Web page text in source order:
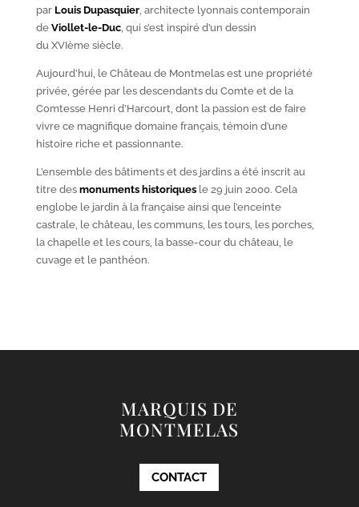
par Louis Dupasquier, architecte lyonnais contemporain
de Viollet-le-Duc, qui s’est inspiré d’un dessin
du XVIèmesiècle.
Aujourd’hui, le Château de Montmelas est une propriété
privée, gérée par les descendants du Comte et de la
Comtesse Henri d’Harcourt, dont la passion est de faire
vivre ce magnifique domaine français, témoin d’une
histoire riche et passionnante.
L’ensemble des bâtiments et des jardins a été inscrit au
titre des monuments historiquesle 29 juin 2000. Cela
englobe le jardin à la française ainsi que l’enceinte
castrale, le château, les communs, les tours, les porches,
la chapelle et les cours, la basse-cour du château, le
cuvage et le panthéon.
MARQUIS DE
MONTMELAS
CONTACT